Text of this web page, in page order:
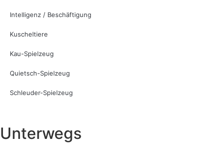
Intelligenz / Beschäftigung
Kuscheltiere
Kau-Spielzeug
Quietsch-Spielzeug
Schleuder-Spielzeug
Unterwegs